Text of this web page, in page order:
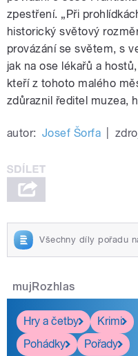
zpestření. „Při
historický světový
provázání se světem, s
jak na ose lékařů a
kteří z tohoto malého
zdůraznil ředitel muzea,
autor: Josef Šorfa
Všechny díly pořadu
mujRozhlas
Hry a četby
Krimi
Pohádky
Pořady